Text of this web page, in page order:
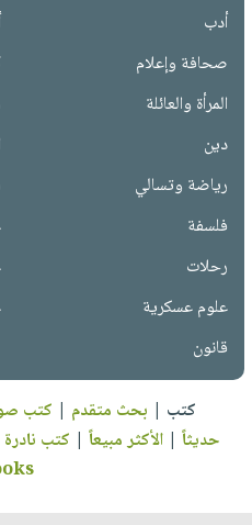
أدب
صحافة وإعلام
المرأة والعائلة
دين
رياضة وتسالي
فلسفة
رحلات
علوم عسكرية
قانون
كتب | بحث متقدم | كتب
حديثاً |الأكثر مبيعاً | كتب نادرة